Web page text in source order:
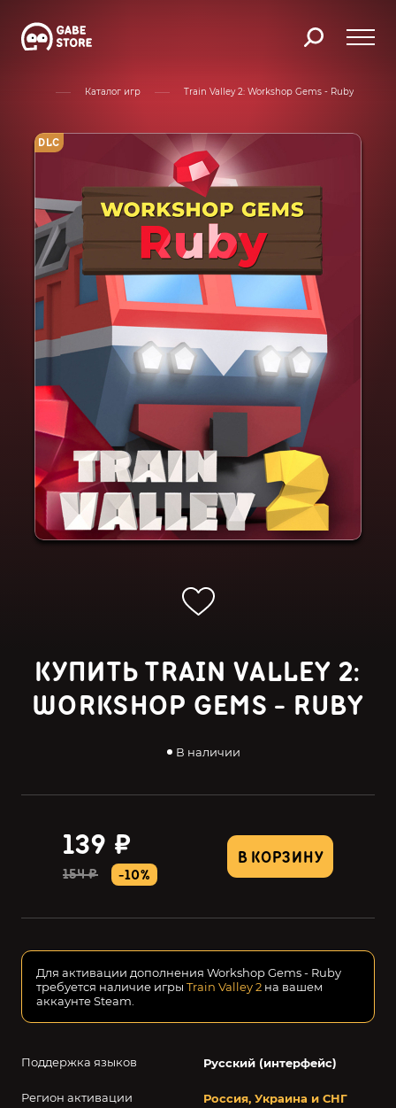
Каталог игр Train Valley 2: Workshop Gems - Ruby
DLC
КУПИТЬ TRAIN VALLEY 2:
WORKSHOP GEMS - RUBY
В наличии
В КОРЗИНУ
139 ₽
154 ₽ -10%
Поддержка языков Русский (интерфейс)
Регион активации Россия, Украина и СНГ
Для активации дополнения Workshop Gems - Ruby
требуется наличие игры Train Valley 2 на вашем
аккаунте Steam.